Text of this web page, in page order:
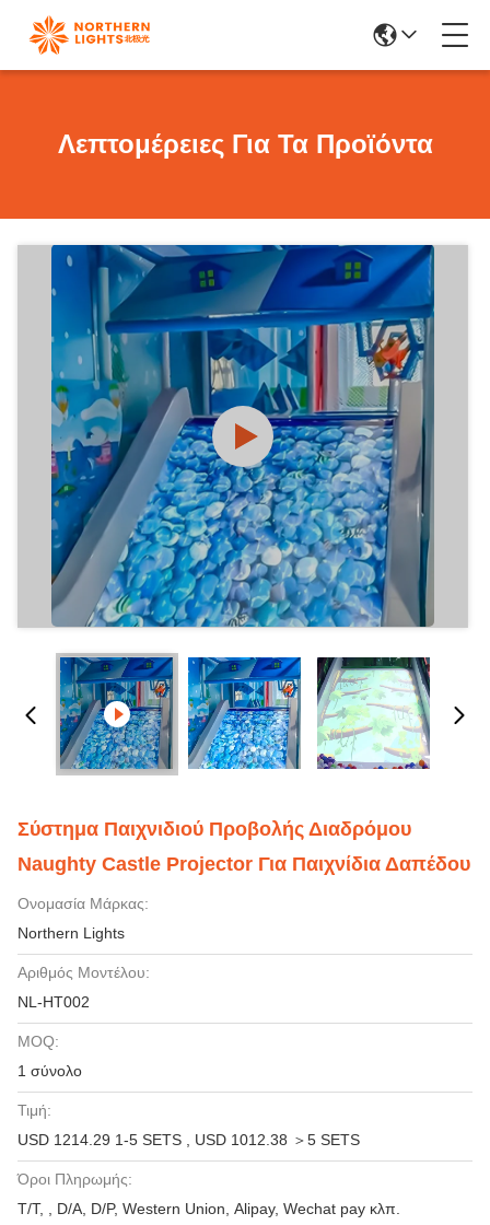
Λεπτομέρειες Για Τα Προϊόντα
Σύστημα Παιχνιδιού Προβολής Διαδρόμου
Naughty Castle Projector Για Παιχνίδια Δαπέδου
Ονομασία Μάρκας:
Northern Lights
Αριθμός Μοντέλου:
NL-HT002
MOQ:
1 σύνολο
Τιμή:
USD 1214.29 1-5 SETS , USD 1012.38 ＞5 SETS
Όροι Πληρωμής:
Τ/Τ, , D/A, D/P, Western Union, Alipay, Wechat pay κλπ.